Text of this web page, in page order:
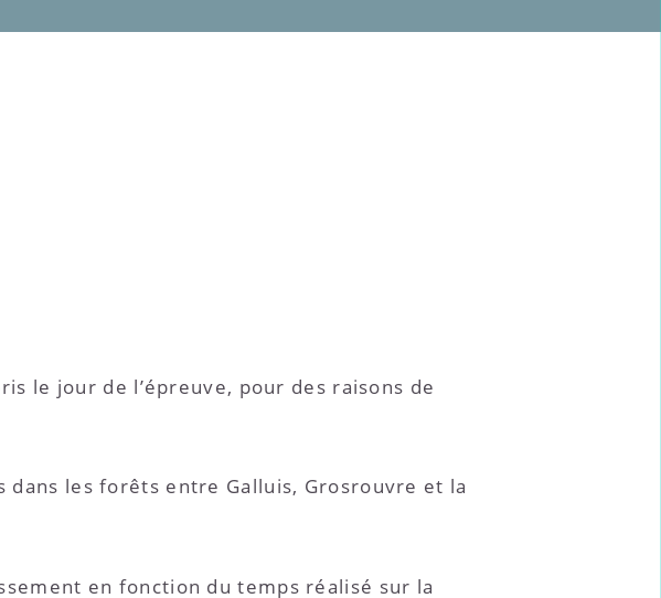
le jour de l’épreuve, pour des raisons de
les forêts entre Galluis, Grosrouvre et la
en fonction du temps réalisé sur la